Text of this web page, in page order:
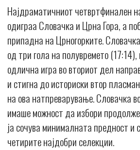
Најдраматичниот четвртфинален
одиграа Словачка и Црна Гора, а
припадна на Црногорките.
од три гола на полувремето
одлична игра во вториот дел
и стигна до историски втор
на ова натпреварување. Словачка
имаше можност да избори
ја сочува минималната предност и
четирите најдобри селекции.